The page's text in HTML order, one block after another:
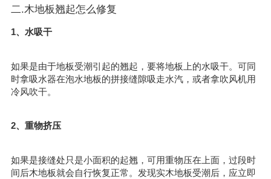
二.木地板翘起怎么修复
1、水吸干
如果是由于地板受潮引起的翘起，要将地板上的水吸干。可同
时拿吸水器在泡水地板的拼接缝隙吸走水汽，或者拿吹风机用
冷风吹干。
2、重物挤压
如果是接缝处只是小面积的起翘，可用重物压在上面，过段时
间后木地板就会自行恢复正常。发现实木地板受潮后，应立即